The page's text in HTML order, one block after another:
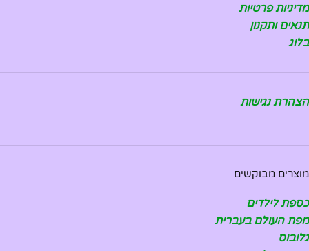
מדיניות פרטיות
תנאים ותקנון
בלוג
הצהרת נגישות
מוצרים מבוקשים
כספת לילדים
מפת העולם בעברית
גלובוס